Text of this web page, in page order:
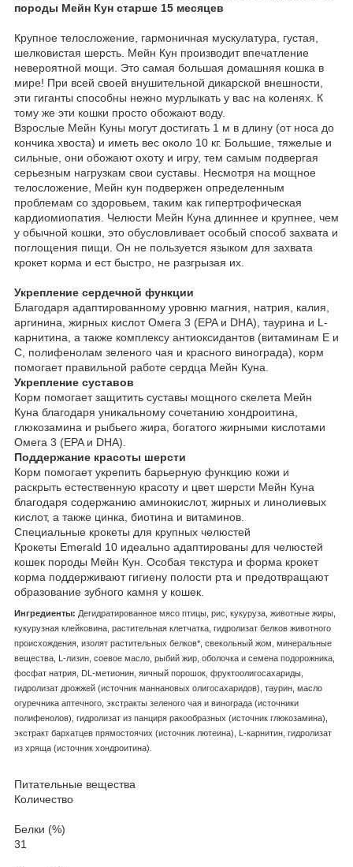
породы Мейн Кун старше 15 месяцев
Крупное телосложение, гармоничная мускулатура, густая,
шелковистая шерсть. Мейн Кун производит впечатление
невероятной мощи. Это самая большая домашняя кошка в
мире! При всей своей внушительной дикарской внешности,
эти гиганты способны нежно мурлыкать у вас на коленях. К
тому же эти кошки просто обожают воду.
Взрослые Мейн Куны могут достигать 1 м в длину (от носа до
кончика хвоста) и иметь вес около 10 кг. Большие, тяжелые и
сильные, они обожают охоту и игру, тем самым подвергая
серьезным нагрузкам свои суставы. Несмотря на мощное
телосложение, Мейн кун подвержен определенным
проблемам со здоровьем, таким как гипертрофическая
кардиомиопатия. Челюсти Мейн Куна длиннее и крупнее, чем
у обычной кошки, это обусловливает особый способ захвата и
поглощения пищи. Он не пользуется языком для захвата
крокет корма и ест быстро, не разгрызая их.
Укрепление сердечной функции
Благодаря адаптированному уровню магния, натрия, калия,
аргинина, жирных кислот Омега 3 (EPA и DHA), таурина и L-
карнитина, а также комплексу антиоксидантов (витаминам Е и
С, полифенолам зеленого чая и красного винограда), корм
помогает правильной работе сердца Мейн Куна.
Укрепление суставов
Корм помогает защитить суставы мощного скелета Мейн
Куна благодаря уникальному сочетанию хондроитина,
глюкозамина и рыбьего жира, богатого жирными кислотами
Омега 3 (EPA и DHA).
Поддержание красоты шерсти
Корм помогает укрепить барьерную функцию кожи и
раскрыть естественную красоту и цвет шерсти Мейн Куна
благодаря содержанию аминокислот, жирных и линолиевых
кислот, а также цинка, биотина и витаминов.
Специальные крокеты для крупных челюстей
Крокеты Emerald 10 идеально адаптированы для челюстей
кошек породы Мейн Кун. Особая текстура и форма крокет
корма поддерживают гигиену полости рта и предотвращают
образование зубного камня у кошек.
Ингредиенты: Дегидратированное мясо птицы, рис, кукуруза, животные жиры,
кукурузная клейковина, растительная клетчатка, гидролизат белков животного
происхождения, изолят растительных белков*, свекольный жом, минеральные
вещества, L-лизин, соевое масло, рыбий жир, оболочка и семена подорожника,
фосфат натрия, DL-метионин, яичный порошок, фруктоолигосахариды,
гидролизат дрожжей (источник мaннановых олигосахаридов), таурин, масло
огуречника аптечного, экстракты зеленого чая и винограда (источники
полифенолов), гидролизат из панциря ракообразных (источник глюкозамина),
экстракт бархатцев прямостоячих (источник лютеина), L-карнитин, гидролизат
из хряща (источник хондроитина).
Питательные вещества
Количество
Белки (%)
31